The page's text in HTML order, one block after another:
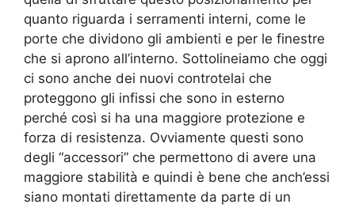
quanto riguarda i serramenti interni, come le
porte che dividono gli ambienti e per le finestre
che si aprono all’interno. Sottolineiamo che oggi
ci sono anche dei nuovi controtelai che
proteggono gli infissi che sono in esterno
perché così si ha una maggiore protezione e
forza di resistenza. Ovviamente questi sono
degli “accessori” che permettono di avere una
maggiore stabilità e quindi è bene che anch’essi
siano montati direttamente da parte di un